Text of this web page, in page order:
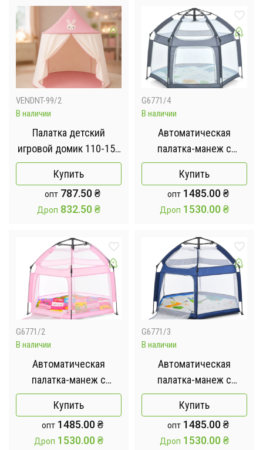
VENDNT-99/2
В наличии
Палатка детский
игровой домик 110-150
см, 1 вход-завязки,
окно, 2 вида, в сумке
MR 1309 Розовый
Купить
опт 787.50₴
Дроп 832.50₴
G6771/4
В наличии
Автоматическая
палатка-манеж с
москитными сетками /
Детский манеж для
улицы и дома
146х127х110 см Серый
Купить
опт 1485.00₴
Дроп 1530.00₴
G6771/2
В наличии
Автоматическая
палатка-манеж с
москитными сетками /
Детский манеж для
улицы и дома
146х127х110 см
Купить
опт 1485.00₴
Дроп 1530.00₴
G6771/3
В наличии
Автоматическая
палатка-манеж с
москитными сетками /
Детский манеж для
улицы и дома
146х127х110 см Синий
Купить
опт 1485.00₴
Дроп 1530.00₴